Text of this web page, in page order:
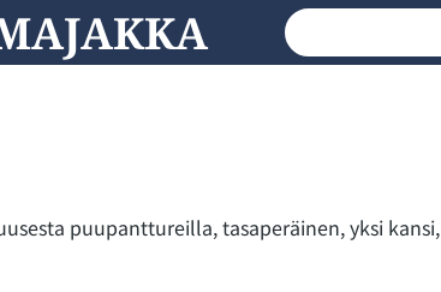
puupanttureilla, tasaperäinen, yksi kansi,